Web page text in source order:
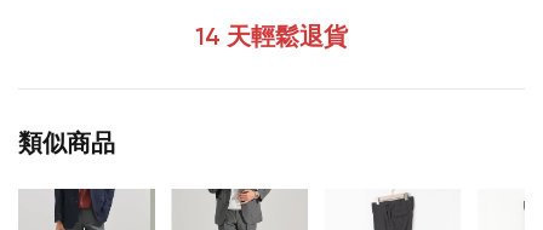
14 天輕鬆退貨
類似商品